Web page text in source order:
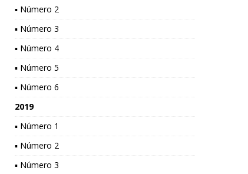
▪ Número 2
▪ Número 3
▪ Número 4
▪ Número 5
▪ Número 6
2019
▪ Número 1
▪ Número 2
▪ Número 3